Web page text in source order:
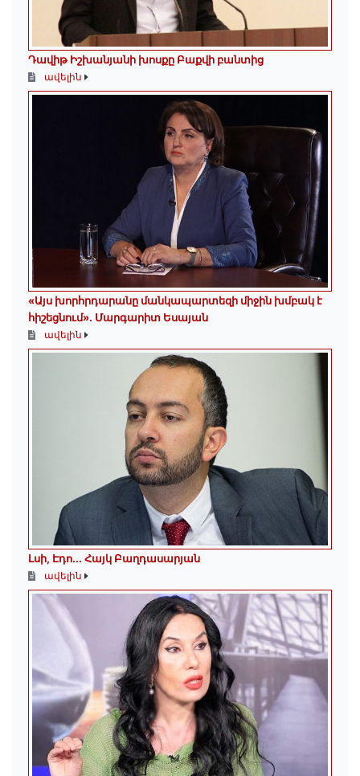
Դավիթ Իշխանյանի խոսքը Բաքվի բանտից
ավելին
«Այս խորհրդարանը մանկապարտեզի միջին խմբակ է
հիշեցնում»․ Մարգարիտ Եսայան
ավելին
Լսի, Էդո․․․ Հայկ Բաղդասարյան
ավելին